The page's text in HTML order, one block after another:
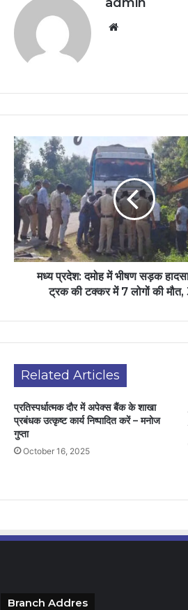
मध्य प्रदेश: दमोह में भीषण सड़क
ट्रक की टक्कर में 7 लोगों की
Related Articles
प्रतिस्पर्धात्मक दौर में अपेक्स बैंक के शाखा
प्रबंधक उत्कृष्ट कार्य निष्पादित करें – मनोज
गुप्ता
October 16, 2025
Branch Addres